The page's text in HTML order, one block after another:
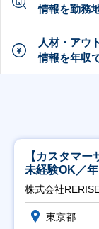
情報を勤務
人材・アウ
情報を年収
【カスタマ
未経験OK／
株式会社
東京都